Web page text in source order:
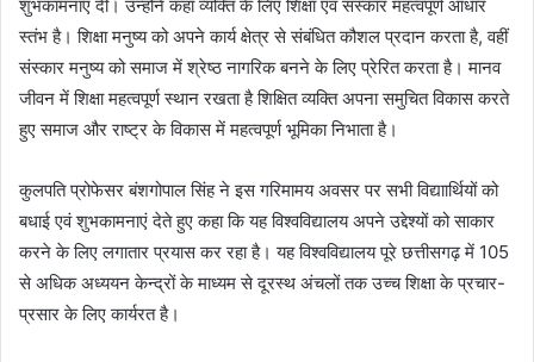
शुभकामनाएं दी। उन्होंने कहा व्यक्ति के लिए शिक्षा एवं संस्कार महत्वपूर्ण आधार
स्तंभ है। शिक्षा मनुष्य को अपने कार्य क्षेत्र से संबंधित कौशल प्रदान करता है, वहीं
संस्कार मनुष्य को समाज में श्रेष्ठ नागरिक बनने के लिए प्रेरित करता है। मानव
जीवन में शिक्षा महत्वपूर्ण स्थान रखता है शिक्षित व्यक्ति अपना समुचित विकास करते
हुए समाज और राष्ट्र के विकास में महत्वपूर्ण भूमिका निभाता है।
कुलपति प्रोफेसर बंशगोपाल सिंह ने इस गरिमामय अवसर पर सभी विद्याार्थियों को
बधाई एवं शुभकामनाएं देते हुए कहा कि यह विश्वविद्यालय अपने उद्देश्यों को साकार
करने के लिए लगातार प्रयास कर रहा है। यह विश्वविद्यालय पूरे छत्तीसगढ़ में 105
से अधिक अध्ययन केन्द्रों के माध्यम से दूरस्थ अंचलों तक उच्च शिक्षा के प्रचार-
प्रसार के लिए कार्यरत है।